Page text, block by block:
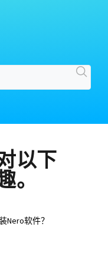
以下
。
Nero软件？